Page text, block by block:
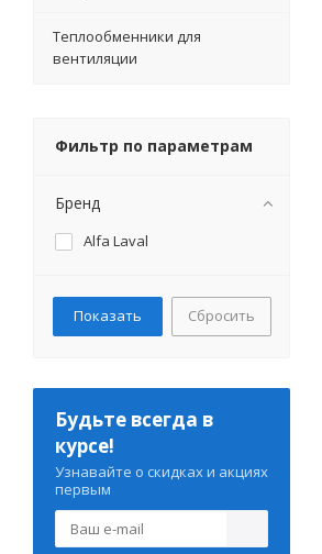
Теплообменники для
вентиляции
Фильтр по параметрам
Бренд
Alfa Laval
Сбросить
Будьте всегда в
курсе!
Узнавайте о скидках и акциях
первым